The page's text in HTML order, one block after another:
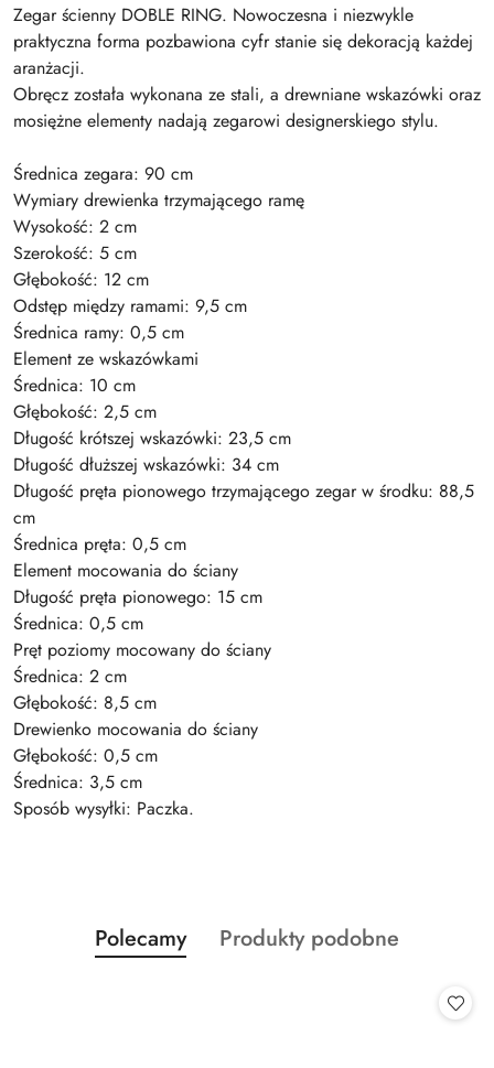
Zegar ścienny DOBLE RING. Nowoczesna i niezwykle
praktyczna forma pozbawiona cyfr stanie się dekoracją każdej
aranżacji.
Obręcz została wykonana ze stali, a drewniane wskazówki oraz
mosiężne elementy nadają zegarowi designerskiego stylu.
Średnica zegara: 90 cm
Wymiary drewienka trzymającego ramę
Wysokość: 2 cm
Szerokość: 5 cm
Głębokość: 12 cm
Odstęp między ramami: 9,5 cm
Średnica ramy: 0,5 cm
Element ze wskazówkami
Średnica: 10 cm
Głębokość: 2,5 cm
Długość krótszej wskazówki: 23,5 cm
Długość dłuższej wskazówki: 34 cm
Długość pręta pionowego trzymającego zegar w środku: 88,5
cm
Średnica pręta: 0,5 cm
Element mocowania do ściany
Długość pręta pionowego: 15 cm
Średnica: 0,5 cm
Pręt poziomy mocowany do ściany
Średnica: 2 cm
Głębokość: 8,5 cm
Drewienko mocowania do ściany
Głębokość: 0,5 cm
Średnica: 3,5 cm
Sposób wysyłki: Paczka.
Pomiń karuzelę produktów
Produkty
o
Polecamy
Produkty
Produkty podobne